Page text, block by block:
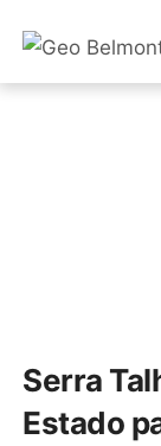
Serra
Estado